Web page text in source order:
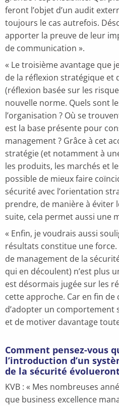
feront l’objet d’un audit
toujours le cas autrefois.
apporter la preuve de leur
de communication ».
« Le troisième avantage que
de la réflexion stratégique et
(réflexion basée sur les
nouvelle norme. Quels sont
l’organisation ? Où se
est la base présente pour
management ? Grâce à cet
stratégie (et notamment à
les produits, les marchés et
possible de mieux faire
sécurité avec l’orientation
prendre, de manière à éviter
suite, cela permet aussi une
« Enfin, je voudrais aussi
résultats constitue une force.
de management de la
qui en découlent) n’est plus
est désormais jugée sur les
cette approche. Car en fin
d’adopter un comportement
et de motiver davantage
Comment pensez-vous
l’introduction d’un
de la sécurité
KVB : « Mes nombreuses
que business excellence